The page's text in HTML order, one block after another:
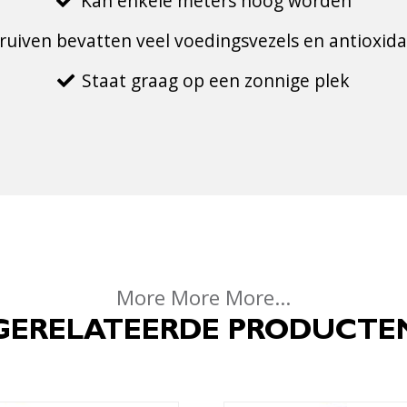
bevatten veel voedingsvezels en
Staat graag op een zonnige plek
More More More...